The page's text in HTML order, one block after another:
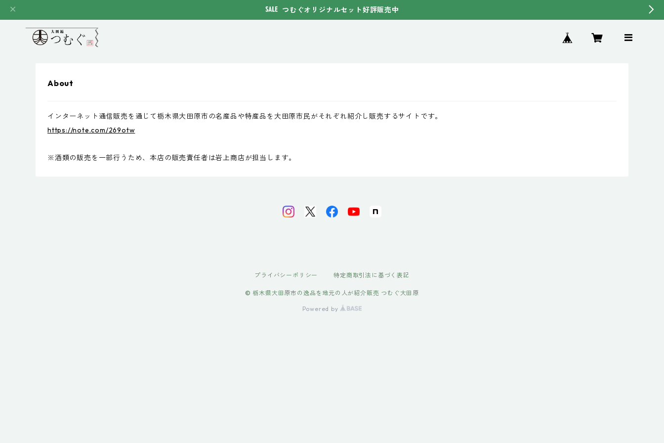
つむぐオリジナルセット好評販売中
About
インターネット通信販売を通じて栃木県大田原市の名産品や特産品を大田原市民がそれぞれ紹介し販売するサイトです。
https://note.com/269otw
※酒類の販売を一部行うため、本店の販売責任者は岩上商店が担当します。
プライバシーポリシー 特定商取引法に基づく表記
© 栃木県大田原市の逸品を地元の人が紹介販売 つむぐ大田原
Powered by